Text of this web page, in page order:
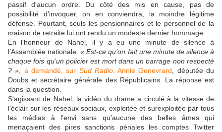
passif d'aucun ordre. Du côté des mis en cause, pas de
possibilité d’invoquer, on en conviendra, la moindre légitime
défense. Pourtant, seuls les pensionnaires et le personnel de la
maison de retraite lui ont rendu un modeste dernier hommage.
En l'honneur de Nahel, il y a eu une minute de silence à
l’Assemblée nationale.« Est-ce qu’on fait une minute de silence à
chaque fois qu’un policier est mort dans un barrage non respecté
? »
a demandé, sur Sud Radio, Annie Genevrard , députée du
Doubs et secrétaire générale des Républicains. La réponse est
dans la question.
S'agissant de Nahel, la vidéo du drame a circulé à la vitesse de
l’éclair sur les réseaux sociaux, exploitée et surexploitée par tous
les médias à l’envi sans qu’aucune des belles âmes qui
menaçaient des pires sanctions pénales les comptes Twitter